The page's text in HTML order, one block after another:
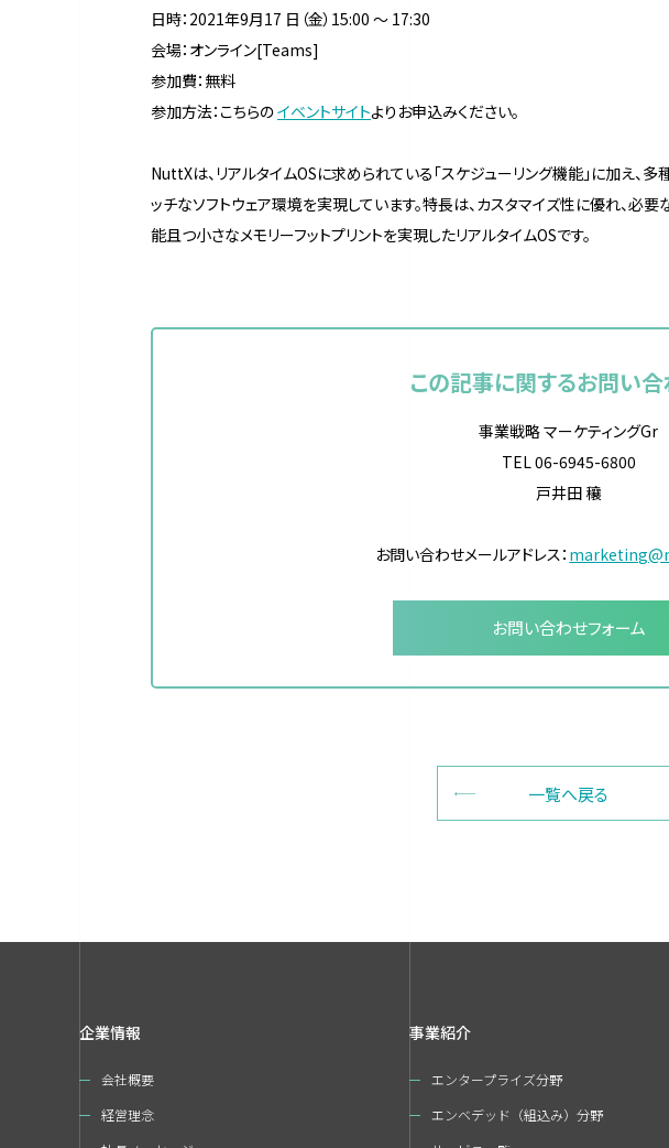
日時：2021年9月17 日（金）15:00 ～ 17:30
会場：オンライン[Teams]
参加費：無料
参加方法：こちらのイベントサイトよりお申込みください。
NuttXは、リアルタイムOSに求められている「スケジューリング機能」に加え、多
ッチなソフトウェア環境を実現しています。特長は、カスタマイズ性に優れ、必
能且つ小さなメモリーフットプリントを実現したリアルタイムOSです。
この記事に関するお問い
事業戦略 マーケティングGr
TEL 06-6945-6800
戸井田 穰
お問い合わせメールアドレス：
お問い合わせフォーム
一覧へ戻る
企業情報
会社概要
経営理念
事業紹介
エンタープライズ分野
エンベデッド（組込み）分野